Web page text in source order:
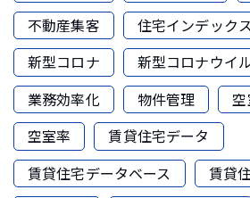
不動産集客
住宅インデックス
新型コロナ
新型コロナウイ
業務効率化
物件管理
空室率
賃貸住宅データ
賃貸住宅データベース
賃貸